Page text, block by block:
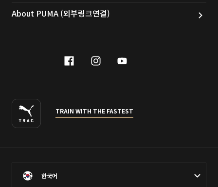
About PUMA (외부링크연결)
facebook
instagram
youtube
TRAIN WITH THE FASTEST
한국어